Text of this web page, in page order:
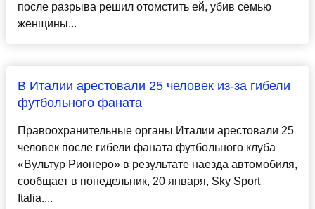
после разрыва решил отомстить ей, убив семью
женщины...
В Италии арестовали 25 человек из-за гибели
футбольного фаната
Правоохранительные органы Италии арестовали 25
человек после гибели фаната футбольного клуба
«Вультур Рионеро» в результате наезда автомобиля,
сообщает в понедельник, 20 января, Sky Sport
Italia....